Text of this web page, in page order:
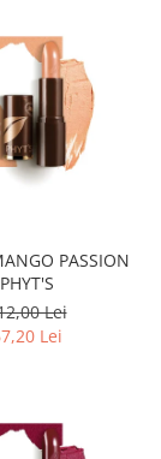
PASSION
PHYT'S
Lei
Lei